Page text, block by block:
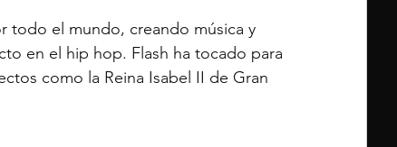
todo el mundo, creando música y
en el hip hop. Flash ha tocado para
como la Reina Isabel II de Gran